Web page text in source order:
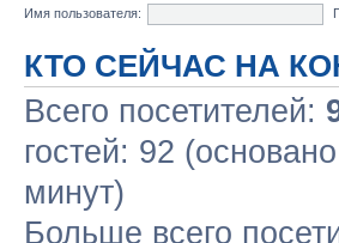
Имя пользователя:
КТО СЕЙЧАС НА
Всего посетителей:
гостей: 92
минут)
Больше всего